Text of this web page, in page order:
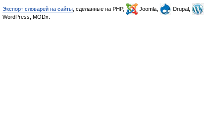
Экспорт словарей на сайты , сделанные на PHP, Joomla,
Drupal,
WordPress, MODx.